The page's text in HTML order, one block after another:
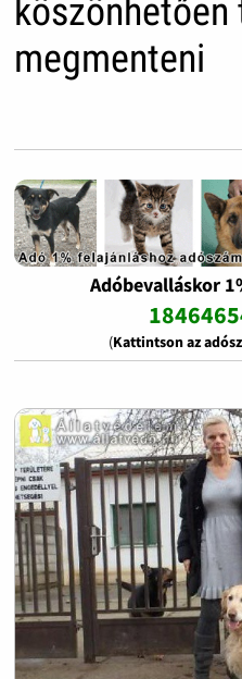
megmenteni
Adóbevalláskor
(Kattintson az